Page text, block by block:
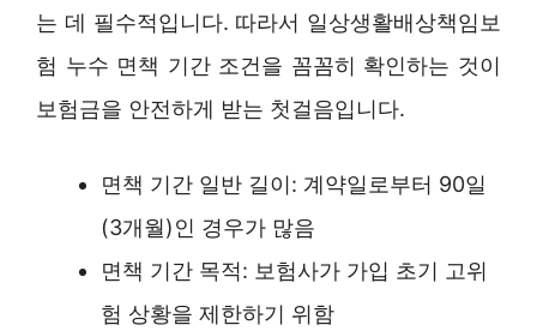
는 데 필수적입니다. 따라서 일상생활배상책임보
험 누수 면책 기간 조건을 꼼꼼히 확인하는 것이
보험금을 안전하게 받는 첫걸음입니다.
면책 기간 일반 길이: 계약일로부터 90일
(3개월)인 경우가 많음
면책 기간 목적: 보험사가 가입 초기 고위
험 상황을 제한하기 위함